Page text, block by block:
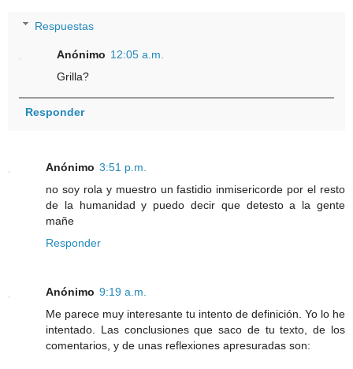
Respuestas
Anónimo 12:05 a.m.
Grilla?
Responder
Anónimo 3:51 p.m.
no soy rola y muestro un fastidio inmisericorde por el resto
de la humanidad y puedo decir que detesto a la gente
mañe
Responder
Anónimo 9:19 a.m.
Me parece muy interesante tu intento de definición. Yo lo he
intentado. Las conclusiones que saco de tu texto, de los
comentarios, y de unas reflexiones apresuradas son: